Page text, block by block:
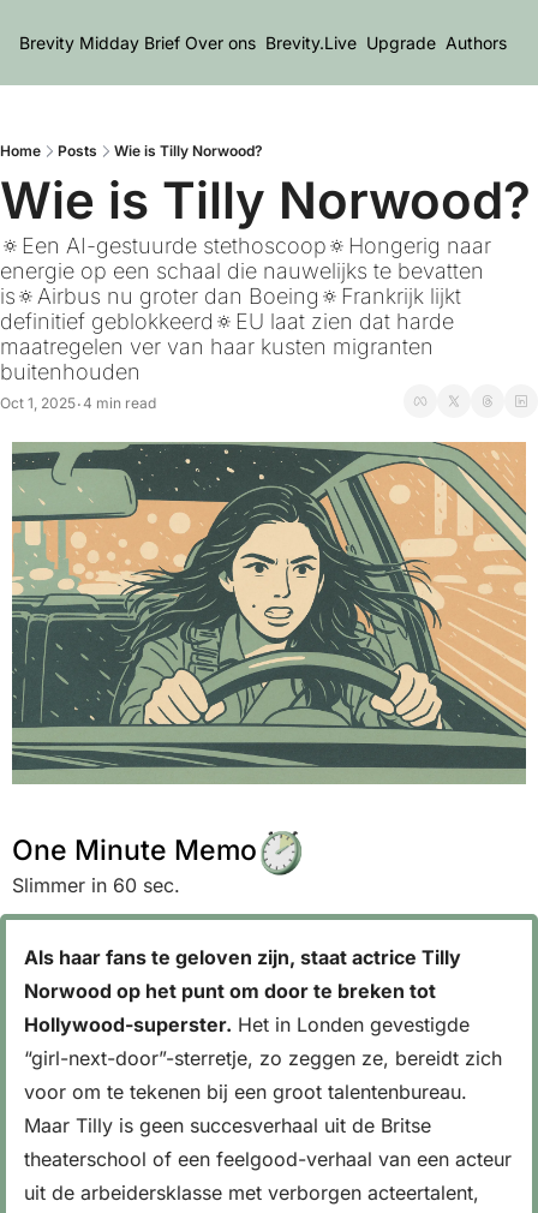
Brevity Midday Brief Over ons Brevity.Live Upgrade Authors
Home Posts Wie is Tilly Norwood?
Wie is Tilly Norwood?
🔅Een AI-gestuurde stethoscoop🔅Hongerig naar
energie op een schaal die nauwelijks te bevatten
is🔅Airbus nu groter dan Boeing🔅Frankrijk lijkt
definitief geblokkeerd🔅EU laat zien dat harde
maatregelen ver van haar kusten migranten
buitenhouden
Oct 1, 2025•4 min read
One Minute Memo
Slimmer in 60 sec.
Als haar fans te geloven zijn, staat actrice Tilly
Norwood op het punt om door te breken tot
Hollywood-superster. Het in Londen gevestigde
“girl-next-door”-sterretje, zo zeggen ze, bereidt zich
voor om te tekenen bij een groot talentenbureau.
Maar Tilly is geen succesverhaal uit de Britse
theaterschool of een feelgood-verhaal van een acteur
uit de arbeidersklasse met verborgen acteertalent,